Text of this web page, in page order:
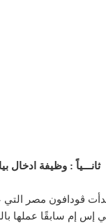
ثانـــياً : وظيفة
عام 1998، بدأت ڤودافون
إس إم سابقًا عملها